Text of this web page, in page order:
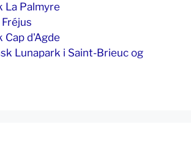
La Palmyre
Cap d'Agde
Lunapark i Saint-Brieuc og